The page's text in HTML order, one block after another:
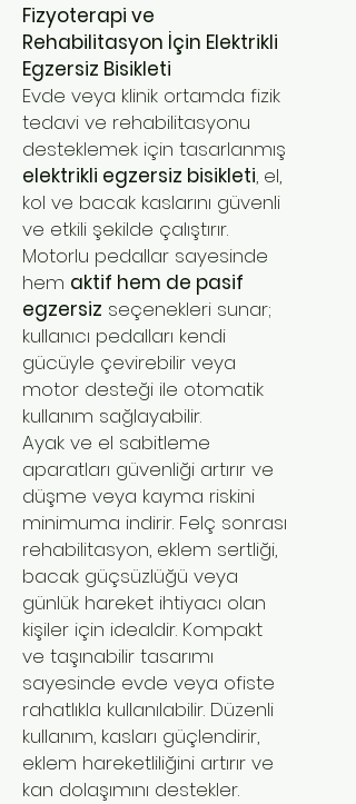
Fizyoterapi ve
Rehabilitasyon İçin Elektrikli
Egzersiz Bisikleti
Evde veya klinik ortamda fizik
tedavi ve rehabilitasyonu
desteklemek için tasarlanmış
elektrikli egzersiz bisikleti, el,
kol ve bacak kaslarını güvenli
ve etkili şekilde çalıştırır.
Motorlu pedallar sayesinde
hem aktif hem de pasif
egzersiz seçenekleri sunar;
kullanıcı pedalları kendi
gücüyle çevirebilir veya
motor desteği ile otomatik
kullanım sağlayabilir.
Ayak ve el sabitleme
aparatları güvenliği artırır ve
düşme veya kayma riskini
minimuma indirir. Felç sonrası
rehabilitasyon, eklem sertliği,
bacak güçsüzlüğü veya
günlük hareket ihtiyacı olan
kişiler için idealdir. Kompakt
ve taşınabilir tasarımı
sayesinde evde veya ofiste
rahatlıkla kullanılabilir. Düzenli
kullanım, kasları güçlendirir,
eklem hareketliliğini artırır ve
kan dolaşımını destekler.